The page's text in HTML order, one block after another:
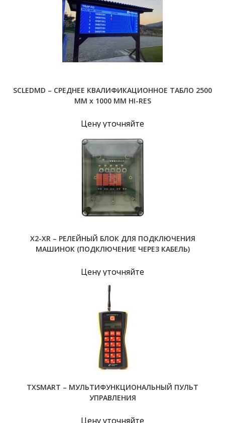
SCLEDMD – СРЕДНЕЕ КВАЛИФИКАЦИОННОЕ ТАБЛО 2500
ММ х 1000 ММ HI-RES
Цену уточняйте
X2-ХR – РЕЛЕЙНЫЙ БЛОК ДЛЯ ПОДКЛЮЧЕНИЯ
МАШИНОК (ПОДКЛЮЧЕНИЕ ЧЕРЕЗ КАБЕЛЬ)
Цену уточняйте
TXSMART – МУЛЬТИФУНКЦИОНАЛЬНЫЙ ПУЛЬТ
УПРАВЛЕНИЯ
Цену уточняйте